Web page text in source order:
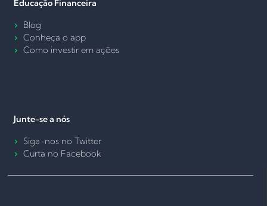
Educação Financeira
Blog
Conheça o app
Como investir em ações
Junte-se a nós
Siga-nos no Twitter
Curta no Facebook